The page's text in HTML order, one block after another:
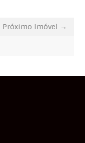
Próximo Imóvel →